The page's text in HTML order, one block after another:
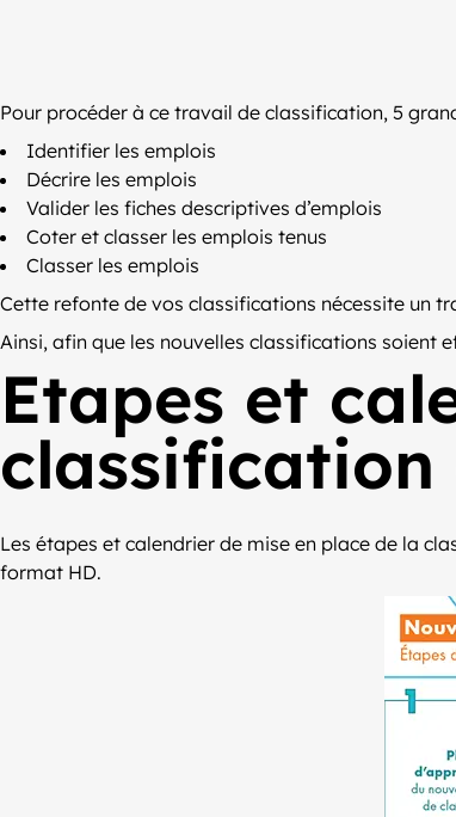
Pour procéder à ce travail de classification, 5
Identifier les emplois
Décrire les emplois
Valider les fiches descriptives d’emplois
Coter et classer les emplois tenus
Classer les emplois
Cette refonte de vos classifications nécessite un
Ainsi, afin que les nouvelles classifications soient
Etapes et
classification
Les étapes et calendrier de mise en place de la
format HD.